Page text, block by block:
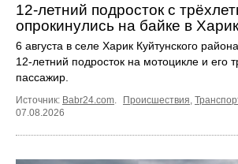
12‑летний подросток с
опрокинулись на байке в
6 августа в селе Харик Куйтунского
12‑летний подросток на мотоцикле и его
пассажир.
Источник: Babr24.com. Происшествия,
07.08.2026